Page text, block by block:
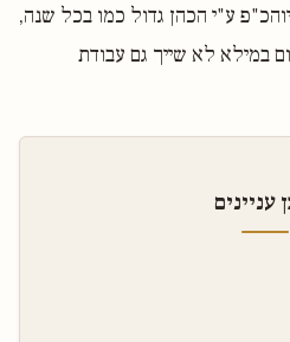
ע"י הכהן גדול כמו בכל שנה,
במילא לא שייך גם עבודת
עניינים